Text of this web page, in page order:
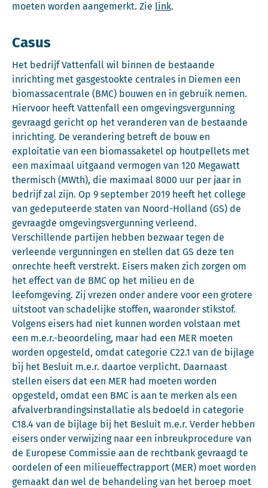
moeten worden aangemerkt. Zie link.
Casus
Het bedrijf Vattenfall wil binnen de bestaande
inrichting met gasgestookte centrales in Diemen een
biomassacentrale (BMC) bouwen en in gebruik nemen.
Hiervoor heeft Vattenfall een omgevingsvergunning
gevraagd gericht op het veranderen van de bestaande
inrichting. De verandering betreft de bouw en
exploitatie van een biomassaketel op houtpellets met
een maximaal uitgaand vermogen van 120 Megawatt
thermisch (MWth), die maximaal 8000 uur per jaar in
bedrijf zal zijn. Op 9 september 2019 heeft het college
van gedeputeerde staten van Noord-Holland (GS) de
gevraagde omgevingsvergunning verleend.
Verschillende partijen hebben bezwaar tegen de
verleende vergunningen en stellen dat GS deze ten
onrechte heeft verstrekt. Eisers maken zich zorgen om
het effect van de BMC op het milieu en de
leefomgeving. Zij vrezen onder andere voor een grotere
uitstoot van schadelijke stoffen, waaronder stikstof.
Volgens eisers had niet kunnen worden volstaan met
een m.e.r.-beoordeling, maar had een MER moeten
worden opgesteld, omdat categorie C22.1 van de bijlage
bij het Besluit m.e.r. daartoe verplicht. Daarnaast
stellen eisers dat een MER had moeten worden
opgesteld, omdat een BMC is aan te merken als een
afvalverbrandingsinstallatie als bedoeld in categorie
C18.4 van de bijlage bij het Besluit m.e.r. Verder hebben
eisers onder verwijzing naar een inbreukprocedure van
de Europese Commissie aan de rechtbank gevraagd te
oordelen of een milieueffectrapport (MER) moet worden
gemaakt dan wel de behandeling van het beroep moet